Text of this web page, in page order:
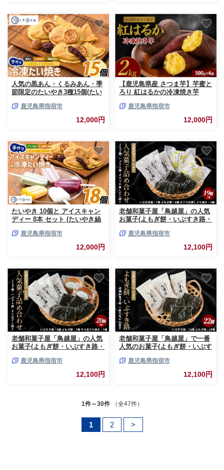
ス アイスキャンディーセット
アイスセット
人気の黒あん・くるみあん・季
節限定のたいやき3種15個(たい
菓子 たいやき たい焼き タイ焼
き 焼き菓子 和菓子 あんこ 餡
冷凍 詰め合わせ セット
鹿児島県指宿市
12,000円
【鹿児島県産 さつま芋】芋蜜と
ろり 紅はるかの冷凍焼き芋
店/IB016-009) サツマイモ 薩摩
芋 焼芋 やきいも 焼きいも スイ
鹿児島県指宿市
12,000円
たいやき 10個と アイスキャン
ディー 8本 セット (たいやき絲
いやき たい焼き アイス アイス
キャンディー アイスキャンデー
鹿児島県指宿市
12,000円
老舗和菓子屋「鳥越屋」の人気
お菓子(よもぎ餅・いぶすき路・
セット(鳥越屋/IB055-007) 菓子
和菓子 個包装 おやつ スイーツ
鹿児島県指宿市
12,100円
老舗和菓子屋「鳥越屋」の人気
お菓子(よもぎ餅・いぶすき路・
(鳥越屋/IB055-006) 菓子 和菓子
個包装 おやつ スイーツ 詰合せ
鹿児島県指宿市
12,100円
老舗和菓子屋「鳥越屋」で一番
人気のお菓子(よもぎ餅・いぶす
屋/IB055-005) 菓子 和菓子 もち
個包装 おやつ さつまいも 伝統
鹿児島県指宿市
12,100円
1件～30件 （全47件）
1 2 >